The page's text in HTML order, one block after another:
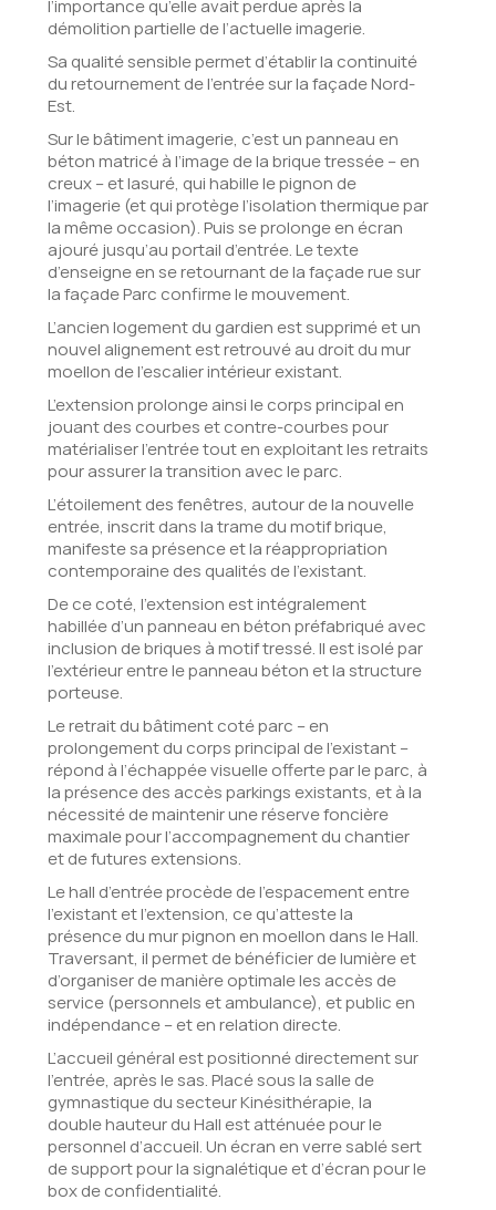
l’importance qu’elle avait perdue après la
démolition partielle de l’actuelle imagerie.
Sa qualité sensible permet d’établir la continuité
du retournement de l’entrée sur la façade Nord-
Est.
Sur le bâtiment imagerie, c’est un panneau en
béton matricé à l’image de la brique tressée – en
creux – et lasuré, qui habille le pignon de
l’imagerie (et qui protège l’isolation thermique par
la même occasion). Puis se prolonge en écran
ajouré jusqu’au portail d’entrée. Le texte
d’enseigne en se retournant de la façade rue sur
la façade Parc confirme le mouvement.
L’ancien logement du gardien est supprimé et un
nouvel alignement est retrouvé au droit du mur
moellon de l’escalier intérieur existant.
L’extension prolonge ainsi le corps principal en
jouant des courbes et contre-courbes pour
matérialiser l’entrée tout en exploitant les retraits
pour assurer la transition avec le parc.
L’étoilement des fenêtres, autour de la nouvelle
entrée, inscrit dans la trame du motif brique,
manifeste sa présence et la réappropriation
contemporaine des qualités de l’existant.
De ce coté, l’extension est intégralement
habillée d’un panneau en béton préfabriqué avec
inclusion de briques à motif tressé. Il est isolé par
l’extérieur entre le panneau béton et la structure
porteuse.
Le retrait du bâtiment coté parc – en
prolongement du corps principal de l’existant –
répond à l’échappée visuelle offerte par le parc, à
la présence des accès parkings existants, et à la
nécessité de maintenir une réserve foncière
maximale pour l’accompagnement du chantier
et de futures extensions.
Le hall d’entrée procède de l’espacement entre
l’existant et l’extension, ce qu’atteste la
présence du mur pignon en moellon dans le Hall.
Traversant, il permet de bénéficier de lumière et
d’organiser de manière optimale les accès de
service (personnels et ambulance), et public en
indépendance – et en relation directe.
L’accueil général est positionné directement sur
l’entrée, après le sas. Placé sous la salle de
gymnastique du secteur Kinésithérapie, la
double hauteur du Hall est atténuée pour le
personnel d’accueil. Un écran en verre sablé sert
de support pour la signalétique et d’écran pour le
box de confidentialité.